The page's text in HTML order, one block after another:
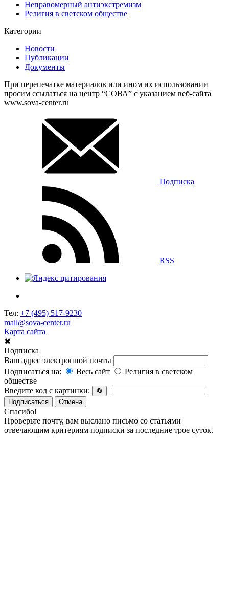
Неправомерный антиэкстремизм
Религия в светском обществе
Категории
Новости
Публикации
Документы
При перепечатке материалов или ином их использовании
просим ссылаться на центр “СОВА” с указанием веб-сайта
www.sova-center.ru
Подписка
RSS
Тел: +7 (495) 517-9230
mail@sova-center.ru
Карта сайта
✖
Подписка
Ваш адрес электронной почты
Подписаться на:
Весь сайт
Религия в светском
обществе
Введите код с картинки:
🔄
Подписаться
Отмена
Спасибо!
Проверьте почту, вам выслано письмо со статьями
отвечающим критериям подписки за последние трое суток.